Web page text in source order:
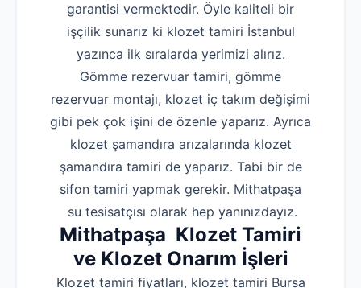
garantisi vermektedir. Öyle kaliteli bir
işçilik sunarız ki klozet tamiri İstanbul
yazınca ilk sıralarda yerimizi alırız.
Gömme rezervuar tamiri, gömme
rezervuar montajı, klozet iç takım değişimi
gibi pek çok işini de özenle yaparız. Ayrıca
klozet şamandıra arızalarında klozet
şamandıra tamiri de yaparız. Tabi bir de
sifon tamiri yapmak gerekir. Mithatpaşa
su tesisatçısı olarak hep yanınızdayız.
Mithatpaşa Klozet Tamiri
ve Klozet Onarım İşleri
Klozet tamiri fiyatları, klozet tamiri Bursa